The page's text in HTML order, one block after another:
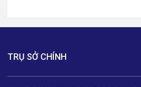
TRỤ SỞ CHÍNH